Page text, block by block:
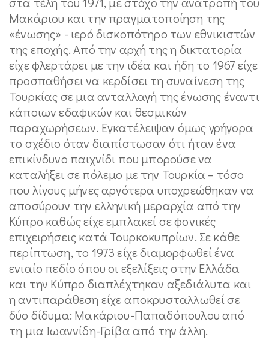
Μακάριου και την πραγματοποίηση της
«ένωσης» - ιερό δισκοπότηρο των εθνικιστών
της εποχής. Από την αρχή της η δικτατορία
είχε φλερτάρει με την ιδέα και ήδη το 1967 είχε
προσπαθήσει να κερδίσει τη συναίνεση της
Τουρκίας σε μια ανταλλαγή της ένωσης έναντι
κάποιων εδαφικών και θεσμικών
παραχωρήσεων. Εγκατέλειψαν όμως γρήγορα
το σχέδιο όταν διαπίστωσαν ότι ήταν ένα
επικίνδυνο παιχνίδι που μπορούσε να
καταλήξει σε πόλεμο με την Τουρκία – τόσο
που λίγους μήνες αργότερα υποχρεώθηκαν να
αποσύρουν την ελληνική μεραρχία από την
Κύπρο καθώς είχε εμπλακεί σε φονικές
επιχειρήσεις κατά Τουρκοκυπρίων. Σε κάθε
περίπτωση, το 1973 είχε διαμορφωθεί ένα
ενιαίο πεδίο όπου οι εξελίξεις στην Ελλάδα
και την Κύπρο διαπλέχτηκαν αξεδιάλυτα και
η αντιπαράθεση είχε αποκρυσταλλωθεί σε
δύο δίδυμα: Μακάριου-Παπαδόπουλου από
τη μια Ιωαννίδη-Γρίβα από την άλλη.